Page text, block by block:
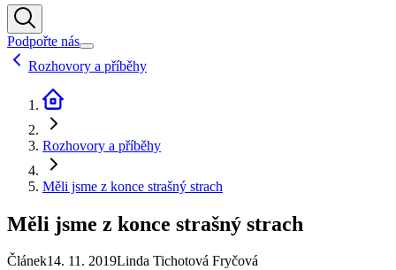
Podpořte nás
Rozhovory a příběhy
Rozhovory a příběhy
Měli jsme z konce strašný strach
Měli jsme z konce strašný strach
Článek14. 11. 2019Linda Tichotová Fryčová